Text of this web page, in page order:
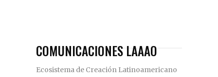
COMUNICACIONES LAAAO
Ecosistema de Creación Latinoamericano